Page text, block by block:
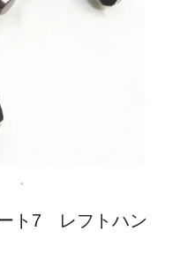
ト7 レフトハン